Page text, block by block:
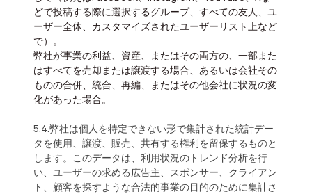
どで投稿する際に選択するグループ、すべての友人、ユ
ーザー全体、カスタマイズされたユーザーリスト上など
で）。
弊社が事業の利益、資産、またはその両方の、一部また
はすべてを売却または譲渡する場合、あるいは会社その
ものの合併、統合、再編、またはその他会社に状況の変
化があった場合。
5.4.弊社は個人を特定できない形で集計された統計デー
タを使用、譲渡、販売、共有する権利を留保するものと
します。このデータは、利用状況のトレンド分析を行
い、ユーザーの求める広告主、スポンサー、クライアン
ト、顧客を探すような合法的事業の目的のために集計さ